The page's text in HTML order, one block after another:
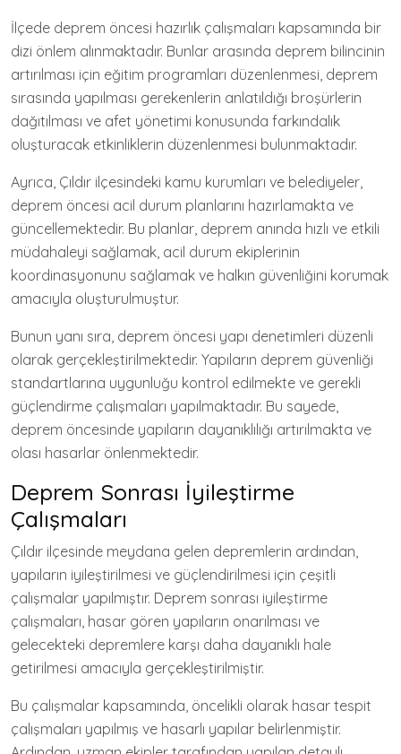
İlçede deprem öncesi hazırlık çalışmaları kapsamında bir
dizi önlem alınmaktadır. Bunlar arasında deprem bilincinin
artırılması için eğitim programları düzenlenmesi, deprem
sırasında yapılması gerekenlerin anlatıldığı broşürlerin
dağıtılması ve afet yönetimi konusunda farkındalık
oluşturacak etkinliklerin düzenlenmesi bulunmaktadır.
Ayrıca, Çıldır ilçesindeki kamu kurumları ve belediyeler,
deprem öncesi acil durum planlarını hazırlamakta ve
güncellemektedir. Bu planlar, deprem anında hızlı ve etkili
müdahaleyi sağlamak, acil durum ekiplerinin
koordinasyonunu sağlamak ve halkın güvenliğini korumak
amacıyla oluşturulmuştur.
Bunun yanı sıra, deprem öncesi yapı denetimleri düzenli
olarak gerçekleştirilmektedir. Yapıların deprem güvenliği
standartlarına uygunluğu kontrol edilmekte ve gerekli
güçlendirme çalışmaları yapılmaktadır. Bu sayede,
deprem öncesinde yapıların dayanıklılığı artırılmakta ve
olası hasarlar önlenmektedir.
Deprem Sonrası İyileştirme
Çalışmaları
Çıldır ilçesinde meydana gelen depremlerin ardından,
yapıların iyileştirilmesi ve güçlendirilmesi için çeşitli
çalışmalar yapılmıştır. Deprem sonrası iyileştirme
çalışmaları, hasar gören yapıların onarılması ve
gelecekteki depremlere karşı daha dayanıklı hale
getirilmesi amacıyla gerçekleştirilmiştir.
Bu çalışmalar kapsamında, öncelikli olarak hasar tespit
çalışmaları yapılmış ve hasarlı yapılar belirlenmiştir.